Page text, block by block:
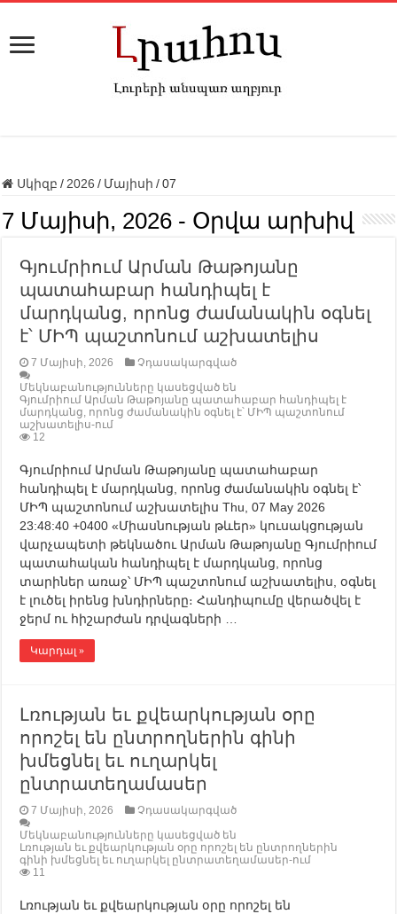
Սկիզբ / 2026 / Մայիսի / 07
7 Մայիսի, 2026 - Օրվա արխիվ
Գյումրիում Արման Թաթոյանը
պատահաբար հանդիպել է
մարդկանց, որոնց ժամանակին օգնել
է՝ ՄԻՊ պաշտոնում աշխատելիս
7 Մայիսի, 2026
Չդասակարգված
Մեկնաբանությունները կասեցված են
Գյումրիում Արման Թաթոյանը պատահաբար հանդիպել է
մարդկանց, որոնց ժամանակին օգնել է՝ ՄԻՊ պաշտոնում
աշխատելիս-ում
12
Գյումրիում Արման Թաթոյանը պատահաբար
հանդիպել է մարդկանց, որոնց ժամանակին օգնել է՝
ՄԻՊ պաշտոնում աշխատելիս Thu, 07 May 2026
23:48:40 +0400 «Միասնության թևեր» կուսակցության
վարչապետի թեկնածու Արման Թաթոյանը Գյումրիում
պատահական հանդիպել է մարդկանց, որոնց
տարիներ առաջ՝ ՄԻՊ պաշտոնում աշխատելիս, օգնել
է լուծել իրենց խնդիրները։ Հանդիպումը վերածվել է
ջերմ ու հիշարժան դրվագների …
Կարդալ »
Լռության եւ քվեարկության օրը
որոշել են ընտրողներին գինի
խմեցնել եւ ուղարկել
ընտրատեղամասեր
7 Մայիսի, 2026
Չդասակարգված
Մեկնաբանությունները կասեցված են
Լռության եւ քվեարկության օրը որոշել են ընտրողներին
գինի խմեցնել եւ ուղարկել ընտրատեղամասեր-ում
11
Լռության եւ քվեարկության օրը որոշել են